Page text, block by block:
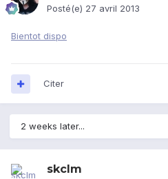
Posté(e) 27 avril 2013
Bientot dispo
Citer
2 weeks later...
skclm